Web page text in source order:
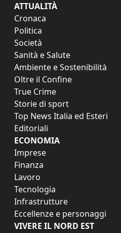
ATTUALITÀ
Cronaca
Politica
Società
Sanità e Salute
Ambiente e Sostenibilità
Oltre il Confine
True Crime
Storie di sport
Top News Italia ed Esteri
Editoriali
ECONOMIA
Imprese
Finanza
Lavoro
Tecnologia
Infrastrutture
Eccellenze e personaggi
VIVERE IL NORD EST